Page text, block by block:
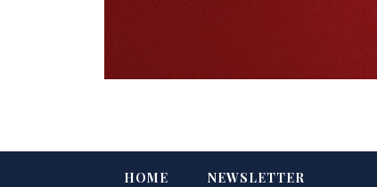
HOME NEWSLETTER